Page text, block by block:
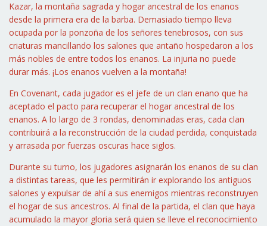
Kazar, la montaña sagrada y hogar ancestral de los enanos
desde la primera era de la barba. Demasiado tiempo lleva
ocupada por la ponzoña de los señores tenebrosos, con sus
criaturas mancillando los salones que antaño hospedaron a los
más nobles de entre todos los enanos. La injuria no puede
durar más. ¡Los enanos vuelven a la montaña!
En Covenant, cada jugador es el jefe de un clan enano que ha
aceptado el pacto para recuperar el hogar ancestral de los
enanos. A lo largo de 3 rondas, denominadas eras, cada clan
contribuirá a la reconstrucción de la ciudad perdida, conquistada
y arrasada por fuerzas oscuras hace siglos.
Durante su turno, los jugadores asignarán los enanos de su clan
a distintas tareas, que les permitirán ir explorando los antiguos
salones y expulsar de ahí a sus enemigos mientras reconstruyen
el hogar de sus ancestros. Al final de la partida, el clan que haya
acumulado la mayor gloria será quien se lleve el reconocimiento